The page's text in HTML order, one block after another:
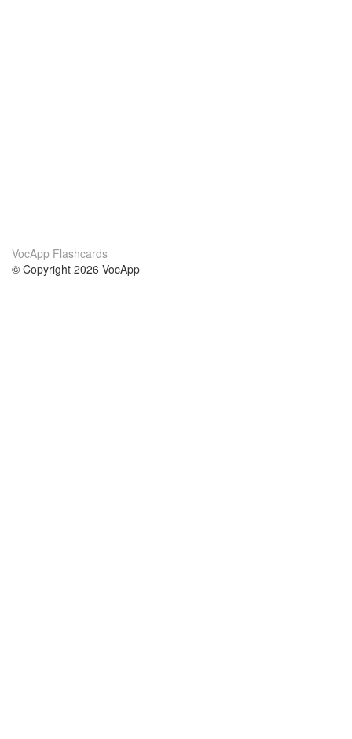
VocApp Flashcards
© Copyright 2026 VocApp